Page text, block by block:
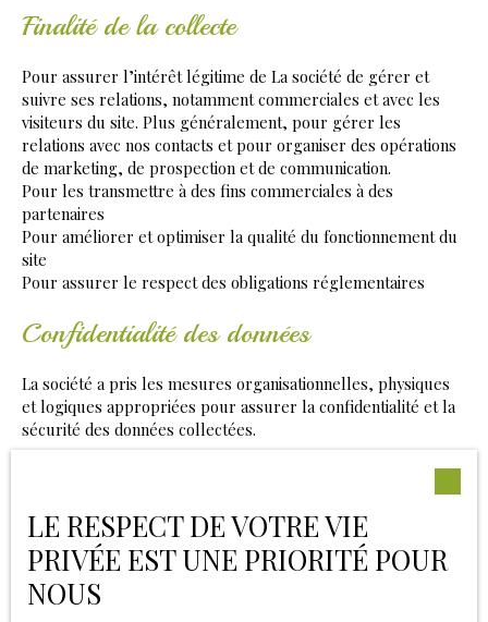
Finalité de la collecte
Pour assurer l’intérêt légitime de La société de gérer et
suivre ses relations, notamment commerciales et avec les
visiteurs du site. Plus généralement, pour gérer les
relations avec nos contacts et pour organiser des opérations
de marketing, de prospection et de communication.
Pour les transmettre à des fins commerciales à des
partenaires
Pour améliorer et optimiser la qualité du fonctionnement du
site
Pour assurer le respect des obligations réglementaires
Confidentialité des données
La société a pris les mesures organisationnelles, physiques
et logiques appropriées pour assurer la confidentialité et la
sécurité des données collectées.
traitées par des sous-traitants pour nous permettre de vous
fournir nos services.
Durée de conservation des données
LE RESPECT DE VOTRE VIE
PRIVÉE EST UNE PRIORITÉ POUR
NOUS